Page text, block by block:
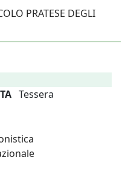
PRATESE DEGLI
Tessera